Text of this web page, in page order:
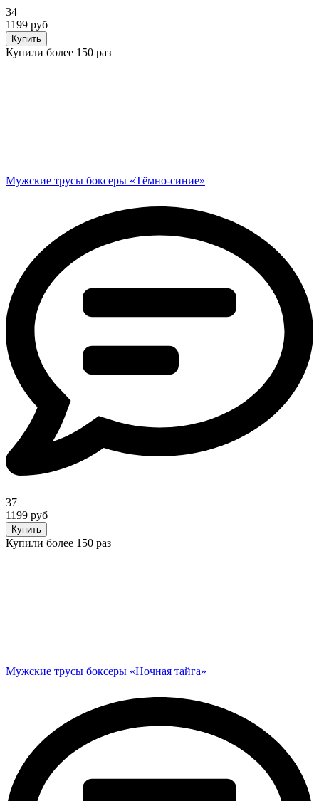
34
1199 руб
Купить
Купили более 150 раз
Мужские трусы боксеры «Тёмно-синие»
37
1199 руб
Купить
Купили более 150 раз
Мужские трусы боксеры «Ночная тайга»